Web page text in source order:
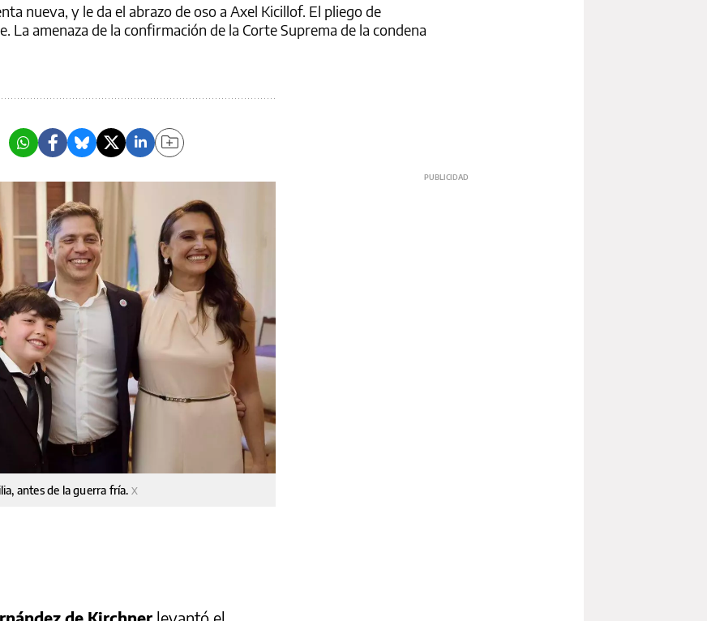
nueva, y le da el abrazo de oso a Axel Kicillof. El pliego de
La amenaza de la confirmación de la Corte Suprema de la condena
antes de la guerra fría. X